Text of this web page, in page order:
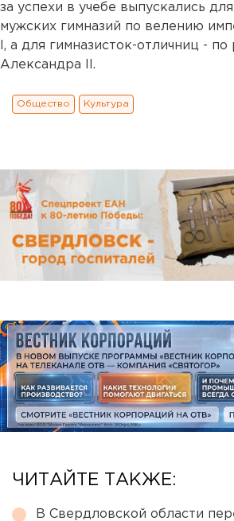
за успехи в учебе выпускались
мужских гимназий по велению
I, а для гимназисток-отличниц -
Александра II.
Общество Культура
ЧИТАЙТЕ ТАКЖЕ:
В Свердловской области